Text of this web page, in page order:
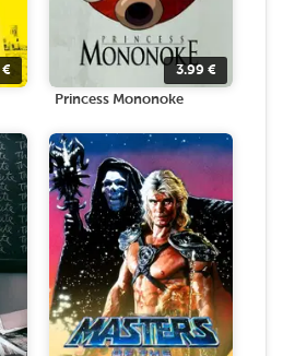
€ 3.99 €
Princess Mononoke